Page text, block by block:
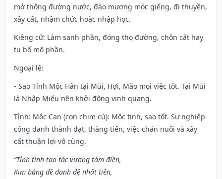
mở thông đường nước, đào mương móc giếng, đi thuyền,
xây cất, nhậm chức hoặc nhập học.
Kiêng cữ: Làm sanh phần, đóng thọ đường, chôn cất hay
tu bổ mộ phần.
Ngoại lệ:
- Sao Tỉnh Mộc Hãn tại Mùi, Hợi, Mão mọi việc tốt. Tại Mùi
là Nhập Miếu nên khởi động vinh quang.
Tỉnh: Mộc Can (con chim cú): Mộc tinh, sao tốt. Sự nghiệp
công danh thành đạt, thăng tiến, việc chăn nuôi và xây
cất thuận lợi vô cùng.
“Tỉnh tinh tạo tác vượng tàm điền,
Kim bảng đề danh đệ nhất tiên,